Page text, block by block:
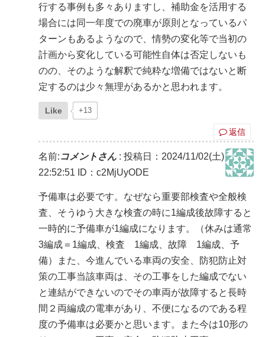
行する事例も多々ありますし、補助金を活用する
場合には同一年度での廃車が原則となっているパ
ターンもあるようなので、情勢の変化等で当初の
計画から変化している可能性自体は否定しないも
のの、そのような解釈で純粋な増備ではないと断
定するのは少々無理があるかと思われます。
Like +13
返信
名前:コメントさん : 投稿日：2024/11/02(土)
22:52:51
ID：c2MjUyODE
予備車は必要です。なぜなら重要部検査や全般検
査、そうゆう大きな検査の時に1編成後故障すると
一時的に予備車が1編成になります。（休みは通常
3編成＝1編成、検査 1編成、故障 1編成、予
備）また、今進んでいる車両の安全、防犯防止対
策の工事当該車両は、その工事をした編成でない
と連結ができないのでその車両が故障すると長時
間２両編成の電車があり、不便になるのである程
度の予備車は必要かと思います。また今は10形の